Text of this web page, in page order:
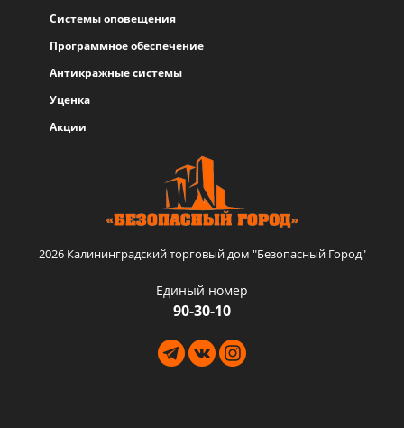
Системы оповещения
Программное обеспечение
Антикражные системы
Уценка
Акции
2026 Калининградский торговый дом "Безопасный Город"
Единый номер
90-30-10